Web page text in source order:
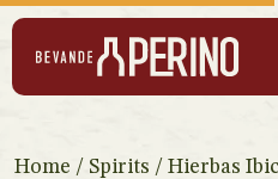
Home / Spirits / Hierbas